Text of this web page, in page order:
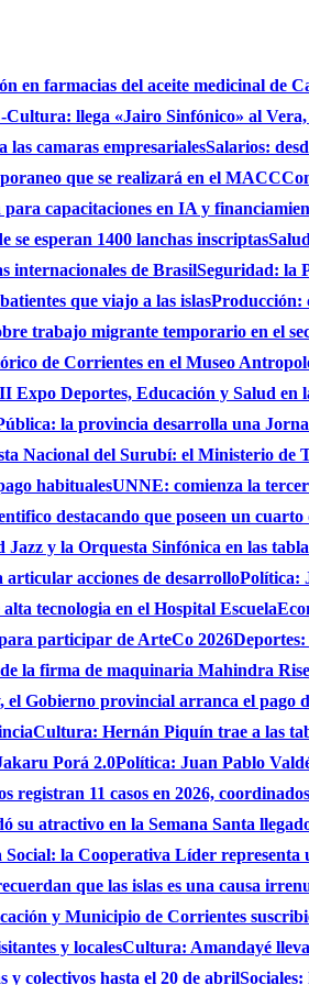
en farmacias del aceite medicinal de
Cultura: llega «Jairo Sinfónico» al
las camaras empresarialesSalarios:
que se realizará en el MACC
capacitaciones en IA y
se esperan 1400 lanchas inscriptas
internacionales de BrasilSeguridad: la
que viajo a las islasProducción:
trabajo migrante temporario en el
de Corrientes en el Museo
Expo Deportes, Educación y Salud en
la provincia desarrolla una
Nacional del Surubí: el Ministerio de
habitualesUNNE: comienza la
destacando que poseen un cuarto
y la Orquesta Sinfónica en las
acciones de desarrolloPolítica:
tecnologia en el Hospital Escuela
participar de ArteCo 2026
la firma de maquinaria Mahindra
el Gobierno provincial arranca el pago
Cultura: Hernán Piquín trae a las
Porá 2.0Política: Juan Pablo
registran 11 casos en 2026,
su atractivo en la Semana Santa
Social: la Cooperativa Líder representa
que las islas es una causa
y Municipio de Corrientes
y localesCultura: Amandayé lleva
colectivos hasta el 20 de abril